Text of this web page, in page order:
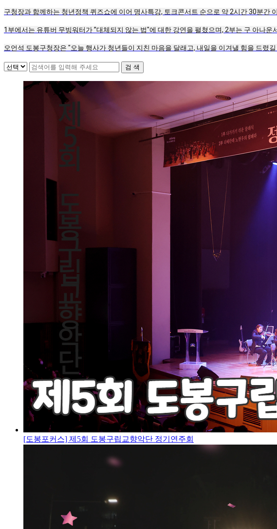
구청장과 함께하는 청년정책 퀴즈쇼에 이어 명사특강, 토크콘서트 순으로 약 2시간 30분간
1부에서는 유튜버 무빙워터가 ”대체되지 않는 법"에 대한 강연을 펼쳤으며, 2부는 구 아나
오언석 도봉구청장은 "오늘 행사가 청년들이 지친 마음을 달래고, 내일을 이겨낼 힘을 드렸
[도봉포커스] 제5회 도봉구립교향악단 정기연주회